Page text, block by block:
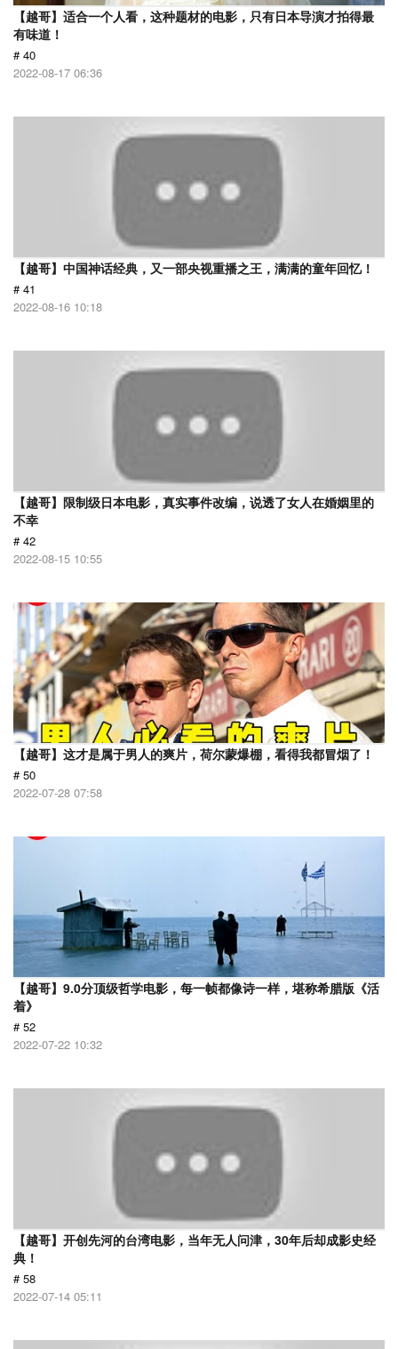
【越哥】适合一个人看，这种题材的电影，只有日本导演才拍得最
有味道！
# 40
2022-08-17 06:36
【越哥】中国神话经典，又一部央视重播之王，满满的童年回忆！
# 41
2022-08-16 10:18
【越哥】限制级日本电影，真实事件改编，说透了女人在婚姻里的
不幸
# 42
2022-08-15 10:55
【越哥】这才是属于男人的爽片，荷尔蒙爆棚，看得我都冒烟了！
# 50
2022-07-28 07:58
【越哥】9.0分顶级哲学电影，每一帧都像诗一样，堪称希腊版《活
着》
# 52
2022-07-22 10:32
【越哥】开创先河的台湾电影，当年无人问津，30年后却成影史经
典！
# 58
2022-07-14 05:11